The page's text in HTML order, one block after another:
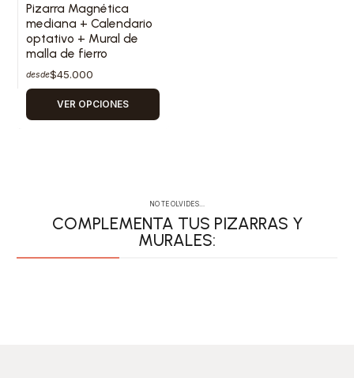
Pizarra Magnética
mediana + Calendario
optativo + Mural de
malla de fierro
desde$45.000
VER OPCIONES
NO TE OLVIDES…
COMPLEMENTA TUS PIZARRAS Y
MURALES: